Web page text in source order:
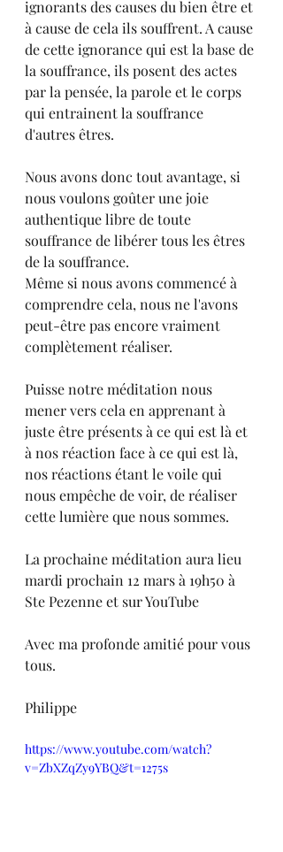
ignorants des causes du bien être et
à cause de cela ils souffrent. A cause
de cette ignorance qui est la base de
la souffrance, ils posent des actes
par la pensée, la parole et le corps
qui entrainent la souffrance
d'autres êtres.
Nous avons donc tout avantage, si
nous voulons goûter une joie
authentique libre de toute
souffrance de libérer tous les êtres
de la souffrance.
Même si nous avons commencé à
comprendre cela, nous ne l'avons
peut-être pas encore vraiment
complètement réaliser.
Puisse notre méditation nous
mener vers cela en apprenant à
juste être présents à ce qui est là et
à nos réaction face à ce qui est là,
nos réactions étant le voile qui
nous empêche de voir, de réaliser
cette lumière que nous sommes.
La prochaine méditation aura lieu
mardi prochain 12 mars à 19h50 à
Ste Pezenne et sur YouTube
Avec ma profonde amitié pour vous
tous.
Philippe
https://www.youtube.com/watch?
v=ZbXZqZy9YBQ&t=1275s